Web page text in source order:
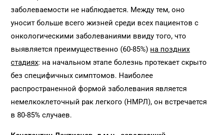
заболеваемости не наблюдается. Между тем, оно
уносит больше всего жизней среди всех пациентов с
онкологическими заболеваниями ввиду того, что
выявляется преимущественно (60-85%) на поздних
стадиях: на начальном этапе болезнь протекает скрыто
без специфичных симптомов. Наиболее
распространенной формой заболевания является
немелкоклеточный рак легкого (НМРЛ), он встречается
в 80-85% случаев.